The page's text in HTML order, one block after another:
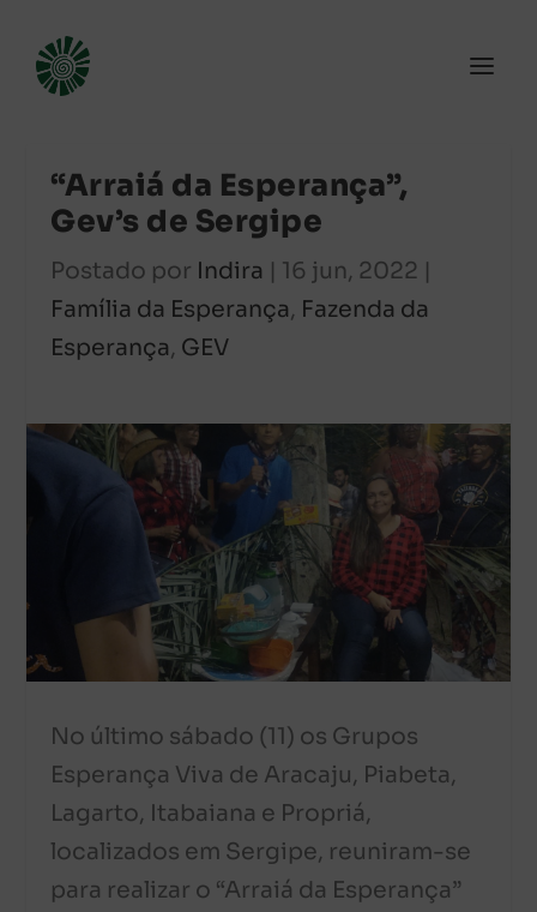
“Arraiá da Esperança”,
Gev’s de Sergipe
Postado por Indira | 16 jun, 2022 |
Família da Esperança, Fazenda da
Esperança, GEV
No último sábado (11) os Grupos
Esperança Viva de Aracaju, Piabeta,
Lagarto, Itabaiana e Propriá,
localizados em Sergipe, reuniram-se
para realizar o “Arraiá da Esperança”